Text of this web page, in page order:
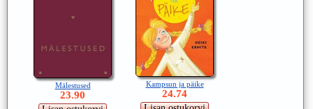
Mälestused
23.90
Kampsun ja päike
24.74